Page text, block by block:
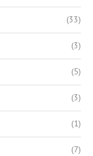
(33)
(3)
(5)
(3)
(1)
(7)